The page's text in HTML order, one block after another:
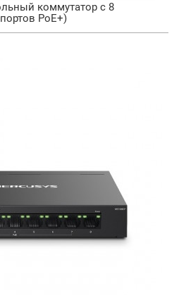
коммутатор с 8
PoE+)